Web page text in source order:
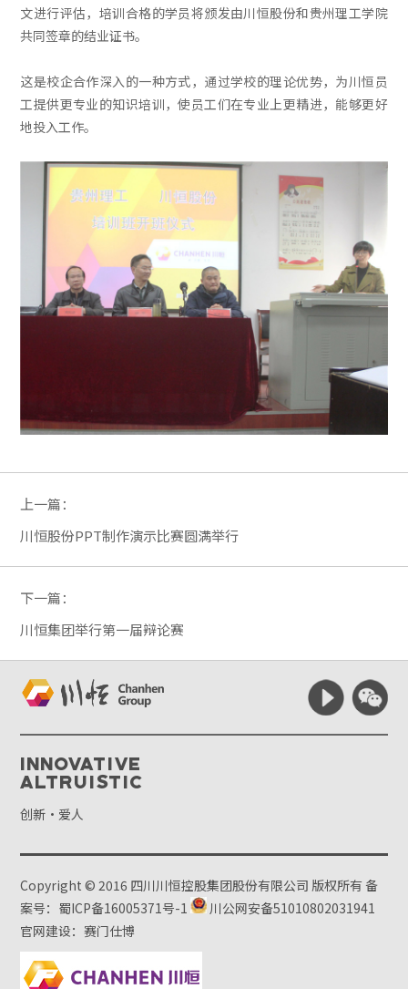
文进行评估，培训合格的学员将颁发由川恒股份和贵州理工学院
共同签章的结业证书。
这是校企合作深入的一种方式，通过学校的理论优势，为川恒员
工提供更专业的知识培训，使员工们在专业上更精进，能够更好
地投入工作。
上一篇：
川恒股份PPT制作演示比赛圆满举行
下一篇：
川恒集团举行第一届辩论赛
Innovative
Altruistic
创新·爱人
Copyright © 2016 四川川恒控股集团股份有限公司 版权所有备
案号：蜀ICP备16005371号-1
川公网安备51010802031941
官网建设：赛门仕博